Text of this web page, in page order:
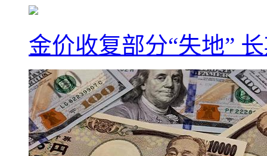
金价收复部分“失地”